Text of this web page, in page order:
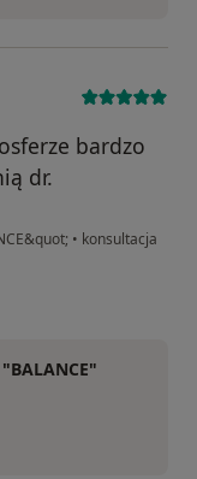
bardzo
dr.
• konsultacja